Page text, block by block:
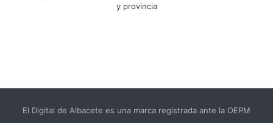
y provincia
El Digital de Albacete es una marca registrada ante la OEPM